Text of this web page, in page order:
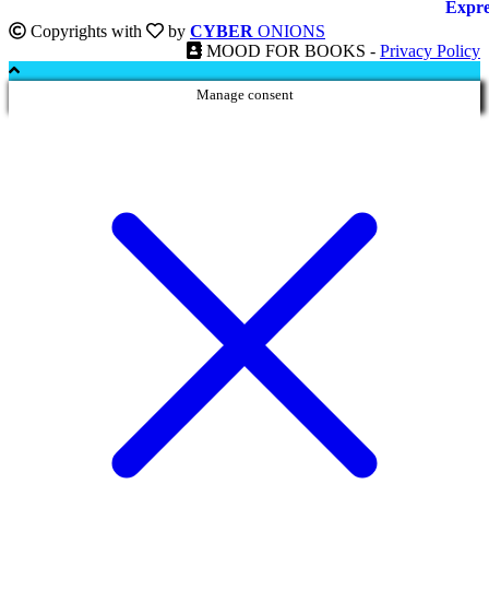
originale
€18,00.
attuale
€9,00.
Copyrights with by CYBER ONIONS
MOOD FOR BOOKS - Privacy Policy
Manage consent